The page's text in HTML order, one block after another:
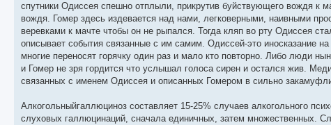
спутники Одиссея спешно отплыли, прикрутив буйствующего вождя к
вождя. Гомер здесь издевается над нами, легковерными, наивными
веревками к мачте чтобы он не рыпался. Тогда кляп во рту Одиссея
описывает события связанные с им самим. Одиссей-это иносказание
многие переносят горячку один раз и мало кто повторно. Либо люди
и Гомер не зря гордится что услышал голоса сирен и остался жив.
связанных с именем Одиссея и описанных Гомером в сильно
Алкогольныйгаллюциноз составляет 15-25% случаев алкогольного
слуховых галлюцинаций, сначала единичных, затем множественных.